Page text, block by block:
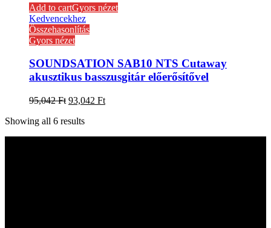
Add to cartGyors nézet
Kedvencekhez
Összehasonlítás
Gyors nézet
SOUNDSATION SAB10 NTS Cutaway
akusztikus basszusgitár előerősítővel
95,042Ft 93,042 Ft
Showing all 6 results